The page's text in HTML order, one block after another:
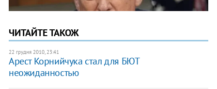
ЧИТАЙТЕ ТАКОЖ
22 грудня 2010, 23:41
​Арест Корнийчука стал для БЮТ
неожиданностью